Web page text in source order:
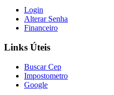
Login
Alterar Senha
Financeiro
Links Úteis
Buscar Cep
Impostometro
Google